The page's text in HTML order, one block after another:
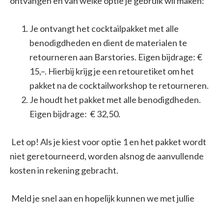
Je ontvangt het cocktailpakket met alle
benodigdheden en dient de materialen te
retourneren aan Barstories. Eigen bijdrage: €
15,–. Hierbij krijg je een retouretiket om het
pakket na de cocktailworkshop te retourneren.
Je houdt het pakket met alle benodigdheden.
Eigen bijdrage: € 32,50.
Let op! Als je kiest voor optie 1 en het pakket wordt
niet geretourneerd, worden alsnog de aanvullende
kosten in rekening gebracht.
Meld je snel aan en hopelijk kunnen we met jullie